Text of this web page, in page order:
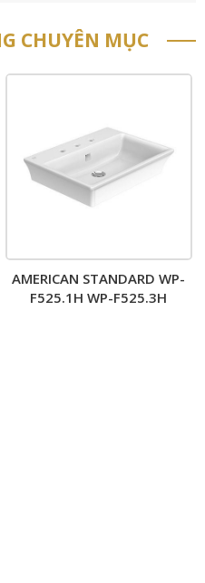
CHUYÊN MỤC
AMERICAN STANDARD WP-
F525.1H WP-F525.3H